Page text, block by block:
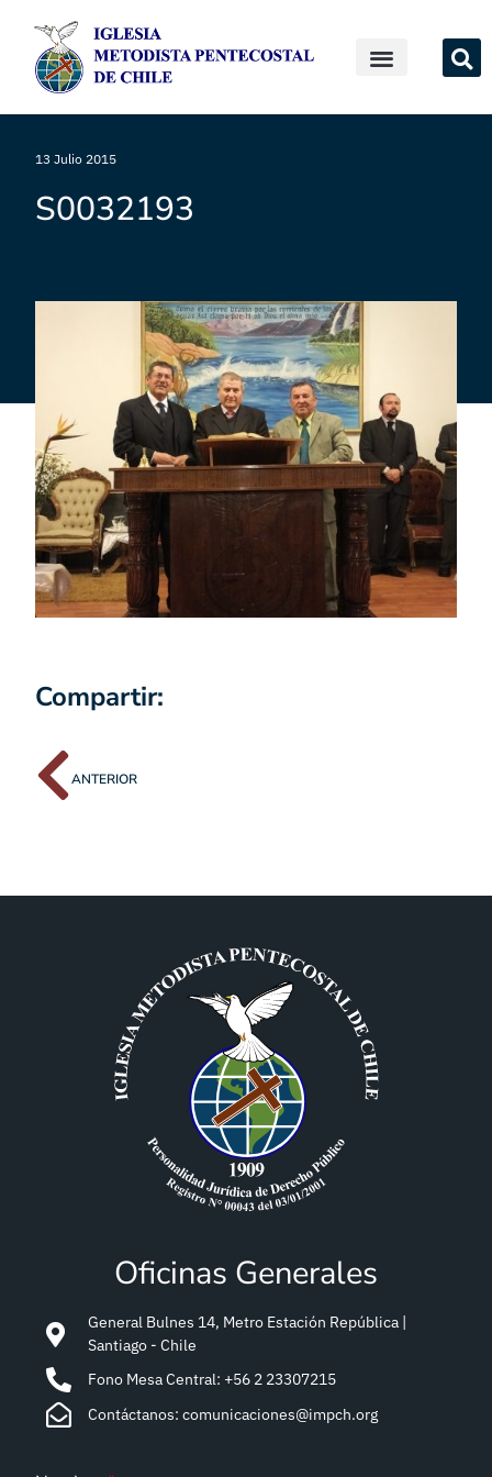
13 Julio 2015
S0032193
Compartir:
ANTERIOR
Oficinas Generales
General Bulnes 14, Metro Estación República |
Santiago - Chile
Fono Mesa Central: +56 2 23307215
Contáctanos: comunicaciones@impch.org